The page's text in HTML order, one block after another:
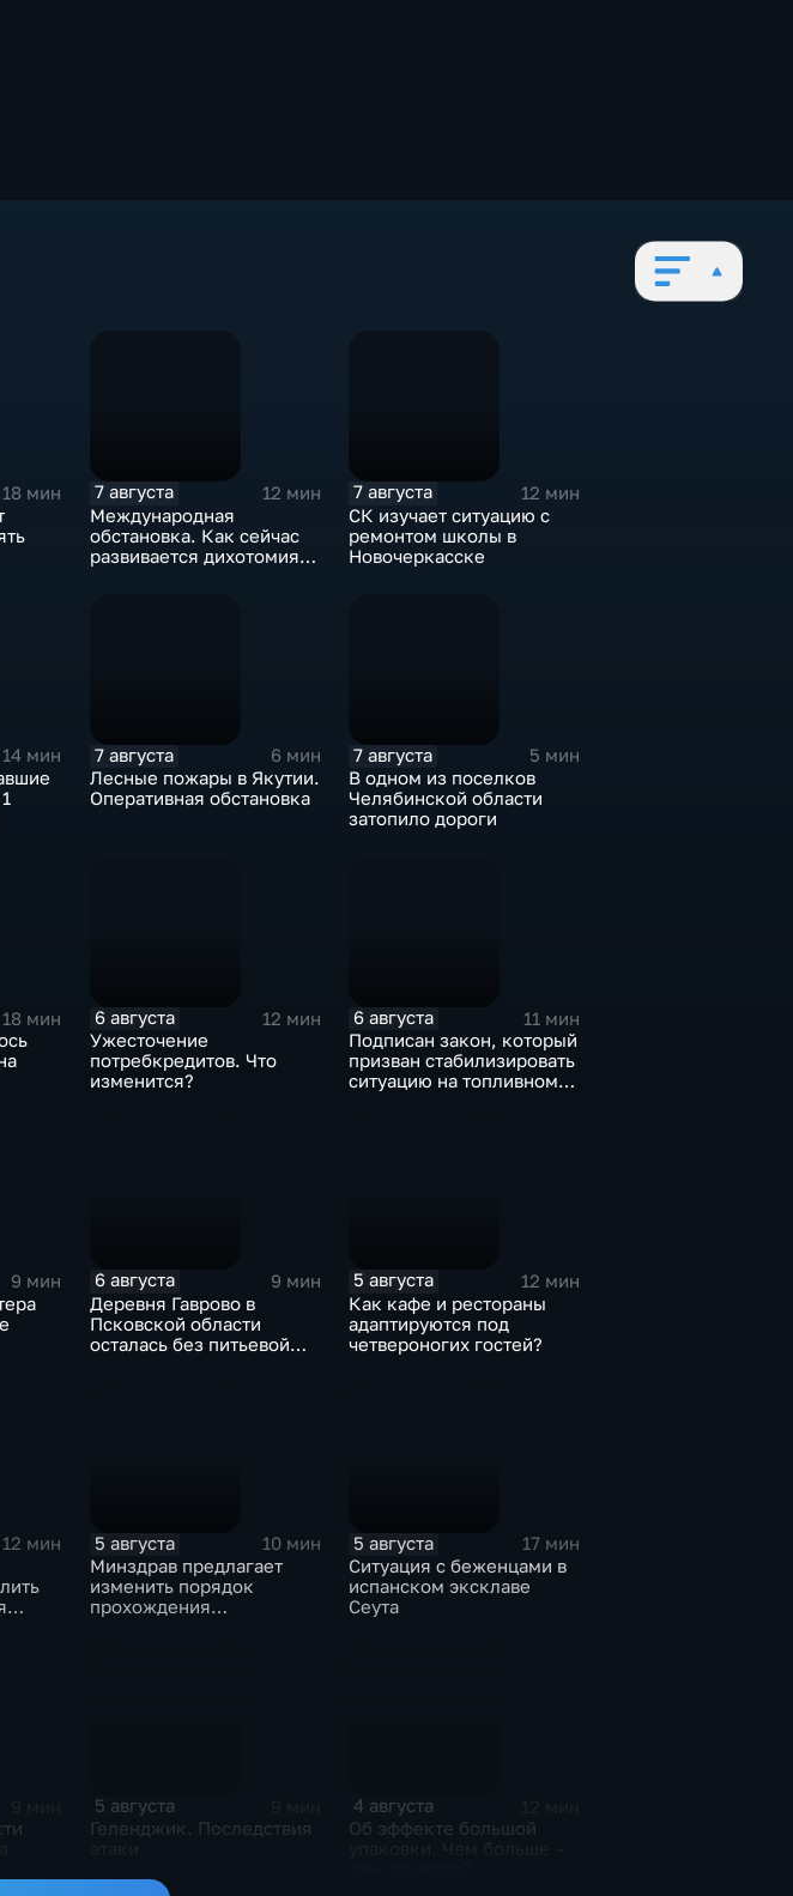
18 мин
7 августа
12 мин
Международная
обстановка. Как сейчас
развивается дихотомия
7 августа
12 мин
СК изучает ситуацию с
ремонтом школы в
Новочеркасске
14 мин
7 августа
6 мин
Лесные пожары в Якутии.
Оперативная обстановка
7 августа
5 мин
В одном из поселков
Челябинской области
затопило дороги
18 мин
6 августа
12 мин
Ужесточение
потребкредитов. Что
изменится?
6 августа
11 мин
Подписан закон, который
призван стабилизировать
ситуацию на топливном
9 мин
6 августа
9 мин
Деревня Гаврово в
Псковской области
осталась без питьевой
5 августа
12 мин
Как кафе и рестораны
адаптируются под
четвероногих гостей?
12 мин
5 августа
10 мин
Минздрав предлагает
изменить порядок
прохождения
5 августа
17 мин
Ситуация с беженцами в
испанском эксклаве
Сеута
5 августа
Геленджик. Последствия
4 августа
Об эффекте большой